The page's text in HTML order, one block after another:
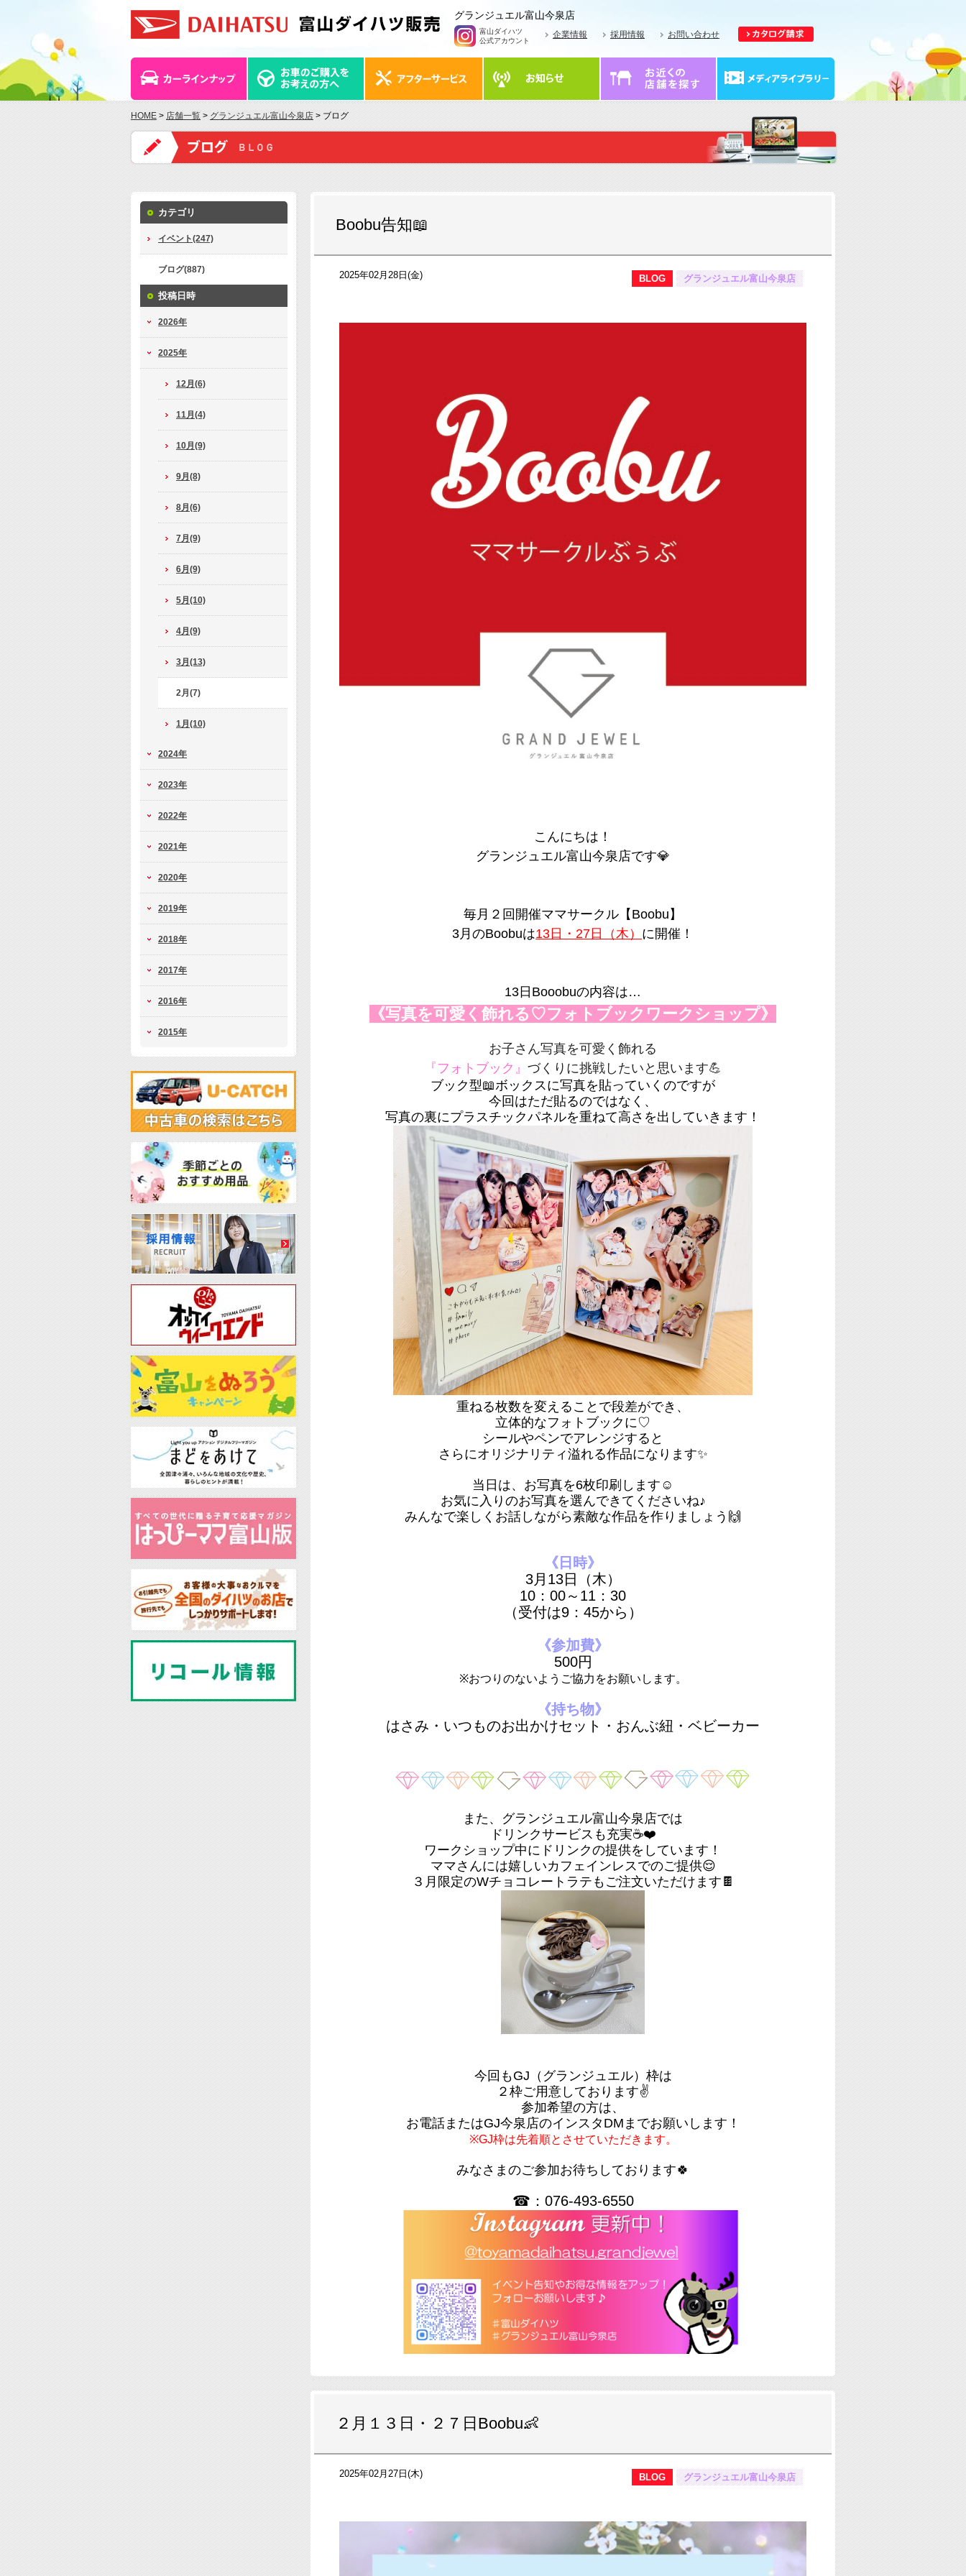
グランジュエル富山今泉店
富山ダイハツ
公式アカウント
企業情報 採用情報 お問い合わせ
HOME>店舗一覧>グランジュエル富山今泉店> ブログ
カテゴリ
イベント(247)
ブログ(887)
投稿日時
2026年
2025年
12月(6)
11月(4)
10月(9)
9月(8)
8月(6)
7月(9)
6月(9)
5月(10)
4月(9)
3月(13)
2月(7)
1月(10)
2024年
2023年
2022年
2021年
2020年
2019年
2018年
2017年
2016年
2015年
Boobu告知📖
2025年02月28日(金) BLOG グランジュエル富山今泉店
こんにちは！
グランジュエル富山今泉店です💎
毎月２回開催ママサークル【Boobu】
3月のBoobuは13日・27日（木） に開催！
13日Booobuの内容は…
《写真を可愛く飾れる♡フォトブックワークショップ》
お子さん写真を可愛く飾れる
『フォトブック』 づくりに挑戦したいと思います💪
ブック型📖ボックスに写真を貼っていくのですが
今回はただ貼るのではなく、
写真の裏にプラスチックパネルを重ねて高さを出していきます！
重ねる枚数を変えることで段差ができ、
立体的なフォトブックに♡
シールやペンでアレンジすると
さらにオリジナリティ溢れる作品になります✨
当日は、お写真を6枚印刷します☺
お気に入りのお写真を選んできてくださいね♪
みんなで楽しくお話しながら素敵な作品を作りましょう🙌
《日時》
3月13日（木）
10：00～11：30
（受付は9：45から）
《参加費》
500円
※おつりのないようご協力をお願いします。
《持ち物》
はさみ・いつものお出かけセット・おんぶ紐・ベビーカー
また、グランジュエル富山今泉店では
ドリンクサービスも充実☕❤️
ワークショップ中にドリンクの提供をしています！
ママさんには嬉しいカフェインレスでのご提供😌
３月限定のWチョコレートラテもご注文いただけます🍫
今回もGJ（グランジュエル）枠は
２枠ご用意しております✌
参加希望の方は、
お電話またはGJ今泉店のインスタDMまでお願いします！
※GJ枠は先着順とさせていただきます。
みなさまのご参加お待ちしております🍀
☎：076-493-6550
２月１３日・２７日Boobu👶
2025年02月27日(木) BLOG グランジュエル富山今泉店